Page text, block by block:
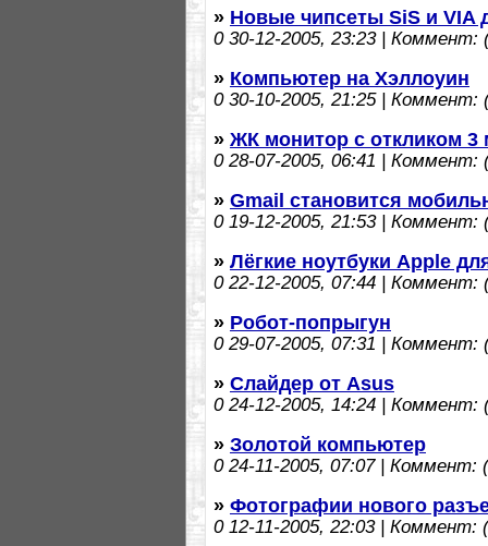
» Новые чипсеты SiS и VIA
030-12-2005, 23:23 | Коммент:
» Компьютер на Хэллоуин
030-10-2005, 21:25 | Коммент:
» ЖК монитор с откликом 3
028-07-2005, 06:41 | Коммент:
» Gmail становится
019-12-2005, 21:53 | Коммент:
» Лёгкие ноутбуки Apple
022-12-2005, 07:44 | Коммент:
» Робот-попрыгун
029-07-2005, 07:31 | Коммент:
» Слайдер от Asus
024-12-2005, 14:24 | Коммент:
» Золотой компьютер
024-11-2005, 07:07 | Коммент:
» Фотографии нового
012-11-2005, 22:03 | Коммент: